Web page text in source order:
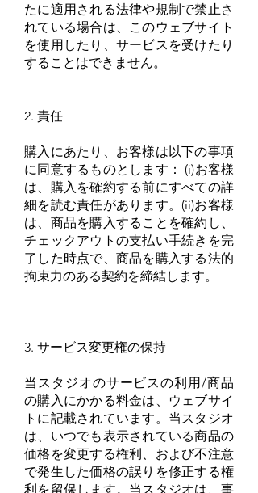
たに適用される法律や規制で禁止さ
れている場合は、このウェブサイト
を使用したり、サービスを受けたり
することはできません。
2. 責任
購入にあたり、お客様は以下の事項
に同意するものとします： (i)お客様
は、購入を確約する前にすべての詳
細を読む責任があります。(ii)お客様
は、商品を購入することを確約し、
チェックアウトの支払い手続きを完
了した時点で、商品を購入する法的
拘束力のある契約を締結します。
3. サービス変更権の保持
当スタジオのサービスの利用/商品
の購入にかかる料金は、ウェブサイ
トに記載されています。当スタジオ
は、いつでも表示されている商品の
価格を変更する権利、および不注意
で発生した価格の誤りを修正する権
利を留保します。当スタジオは、事